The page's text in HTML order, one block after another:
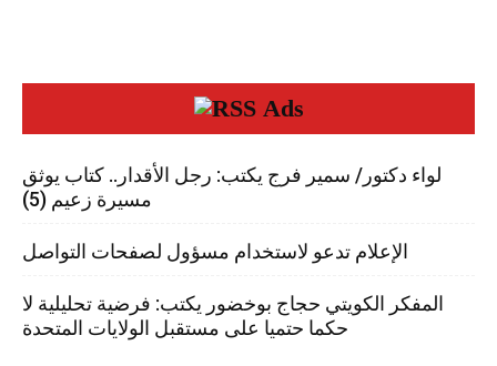
Ads
لواء دكتور/ سمير فرج يكتب: رجل الأقدار.. كتاب يوثق
مسيرة زعيم (5)
الإعلام تدعو لاستخدام مسؤول لصفحات التواصل
المفكر الكويتي حجاج بوخضور يكتب: فرضية تحليلية لا
حكما حتميا على مستقبل الولايات المتحدة